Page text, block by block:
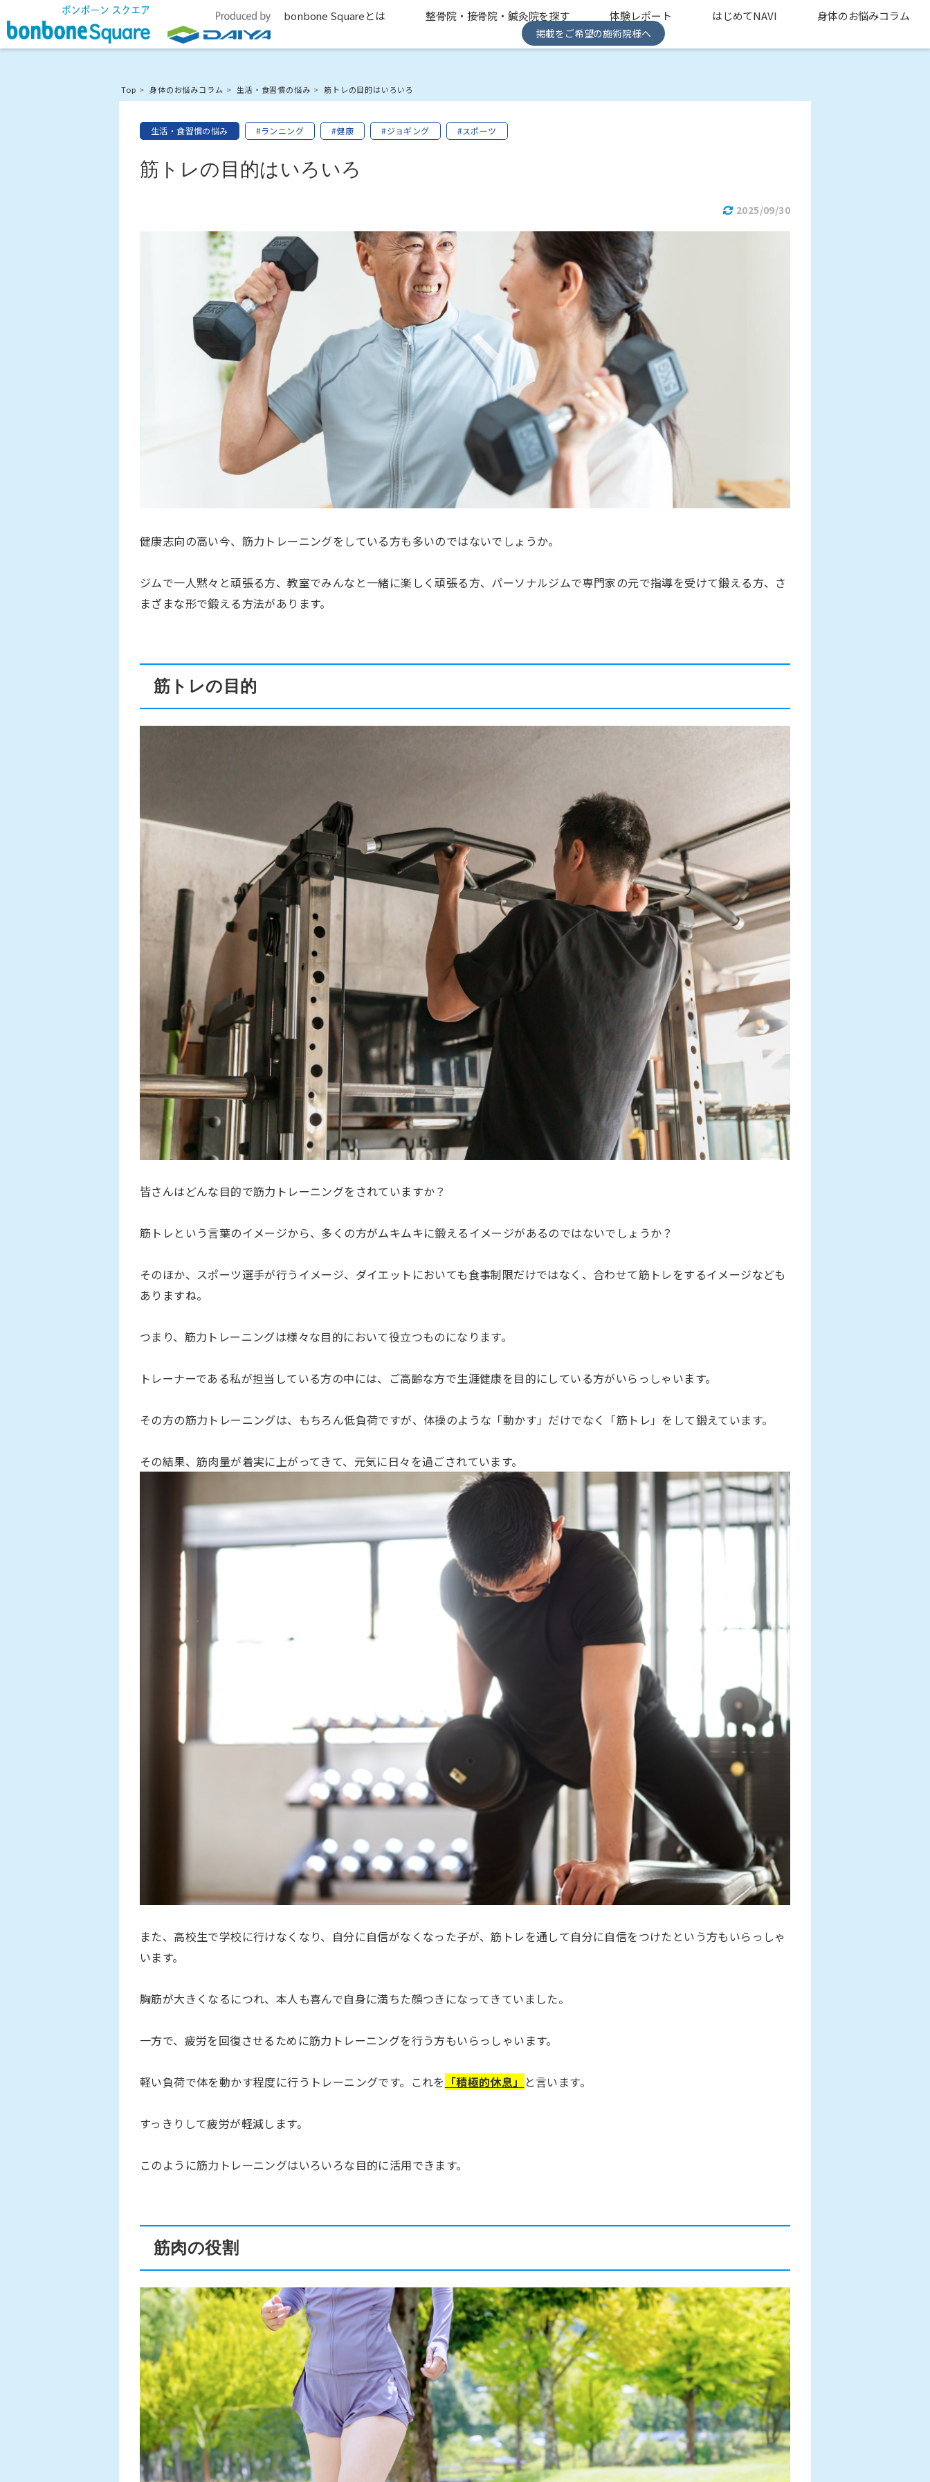
bonbone Squareとは 整骨院・接骨院・鍼灸院を探す 体験レポート はじめてNAVI 身体のお悩みコラム
掲載をご希望の施術院様へ
Top 身体のお悩みコラム 生活・食習慣の悩み 筋トレの目的はいろいろ
生活・食習慣の悩み #ランニング #健康 #ジョギング #スポーツ
筋トレの目的はいろいろ
2025/09/30
健康志向の高い今、筋力トレーニングをしている方も多いのではないでしょうか。
ジムで一人黙々と頑張る方、教室でみんなと一緒に楽しく頑張る方、パーソナルジムで専門家の元で指導を受けて鍛える方、さ
まざまな形で鍛える方法があります。
筋トレの目的
皆さんはどんな目的で筋力トレーニングをされていますか？
筋トレという言葉のイメージから、多くの方がムキムキに鍛えるイメージがあるのではないでしょうか？
そのほか、スポーツ選手が行うイメージ、ダイエットにおいても食事制限だけではなく、合わせて筋トレをするイメージなども
ありますね。
つまり、筋力トレーニングは様々な目的において役立つものになります。
トレーナーである私が担当している方の中には、ご高齢な方で生涯健康を目的にしている方がいらっしゃいます。
その方の筋力トレーニングは、もちろん低負荷ですが、体操のような「動かす」だけでなく「筋トレ」をして鍛えています。
その結果、筋肉量が着実に上がってきて、元気に日々を過ごされています。
また、高校生で学校に行けなくなり、自分に自信がなくなった子が、筋トレを通して自分に自信をつけたという方もいらっしゃ
います。
胸筋が大きくなるにつれ、本人も喜んで自身に満ちた顔つきになってきていました。
一方で、疲労を回復させるために筋力トレーニングを行う方もいらっしゃいます。
軽い負荷で体を動かす程度に行うトレーニングです。これを 「積極的休息」 と言います。
すっきりして疲労が軽減します。
このように筋力トレーニングはいろいろな目的に活用できます。
筋肉の役割